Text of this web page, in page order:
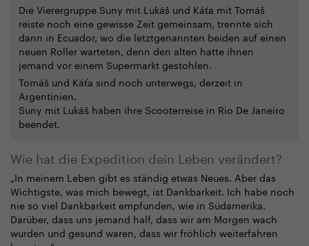
Die Vierergruppe Suny mit Lukáš und Káťa mit Tomáš
reiste noch eine gewisse Zeit gemeinsam, trennte sich
dann in Ecuador, wo die letztgenannten beiden auf einen
neuen Roller warteten, denn den alten hatte ihnen
jemand vor einem Supermarkt gestohlen.
Tomáš und Káťa sind noch unterwegs, derzeit in
Argentinien.
Suny mit Lukáš haben ihre Scooterreise in Rio De Janeiro
beendet.
Wie hat die Expedition dein Leben verändert?
„In meinem Leben gibt es ständig etwas Neues. Aber das
Wichtigste, was mich bewegt, ist Dankbarkeit. Ich habe noch
nie so viel Dankbarkeit empfunden, wie in Südamerika.
Darüber, dass uns jemand half, dass wir am Morgen wach
wurden und gesund waren, dass wir fröhlich weiterfahren